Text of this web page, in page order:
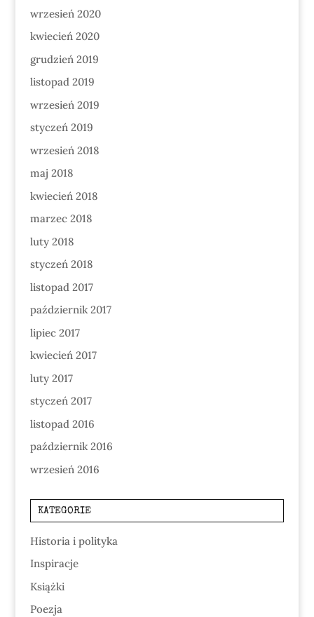
wrzesień 2020
kwiecień 2020
grudzień 2019
listopad 2019
wrzesień 2019
styczeń 2019
wrzesień 2018
maj 2018
kwiecień 2018
marzec 2018
luty 2018
styczeń 2018
listopad 2017
październik 2017
lipiec 2017
kwiecień 2017
luty 2017
styczeń 2017
listopad 2016
październik 2016
wrzesień 2016
KATEGORIE
Historia i polityka
Inspiracje
Książki
Poezja